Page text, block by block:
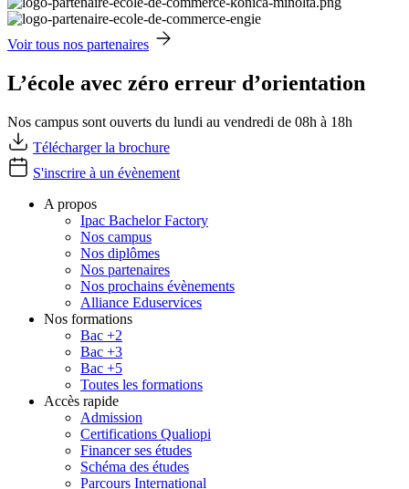
Voir tous nos partenaires
L’école avec zéro erreur d’orientation
Nos campus sont ouverts du lundi au vendredi de 08h à 18h
Télécharger la brochure
S'inscrire à un évènement
A propos
Ipac Bachelor Factory
Nos campus
Nos diplômes
Nos partenaires
Nos prochains évènements
Alliance Eduservices
Nos formations
Bac +2
Bac +3
Bac +5
Toutes les formations
Accès rapide
Admission
Certifications Qualiopi
Financer ses études
Schéma des études
Parcours International